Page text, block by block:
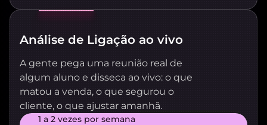
Análise de Ligação ao vivo
A gente pega uma reunião real de
algum aluno e disseca ao vivo: o que
matou a venda, o que segurou o
cliente, o que ajustar amanhã.
1 a 2 vezes por semana